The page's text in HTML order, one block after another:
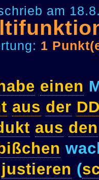
am
1
einen
aus der
aus den
justieren (